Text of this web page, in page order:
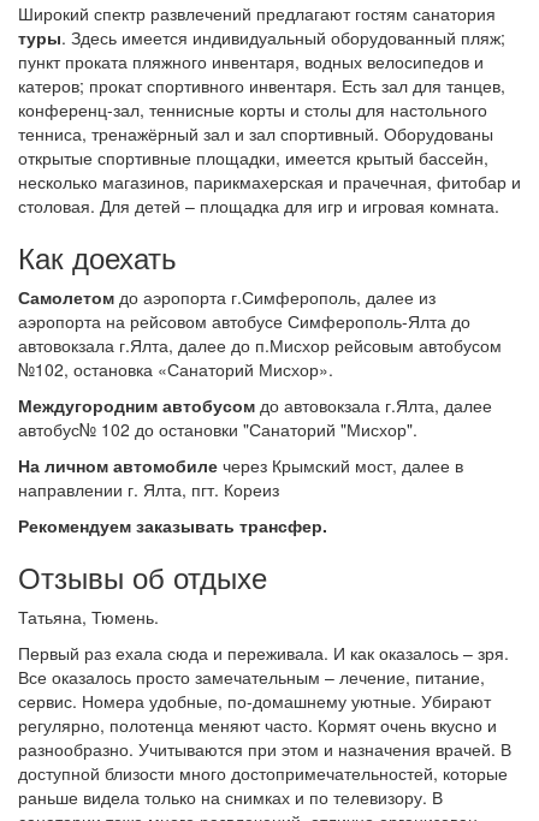
Широкий спектр развлечений предлагают гостям санатория
туры. Здесь имеется индивидуальный оборудованный пляж;
пункт проката пляжного инвентаря, водных велосипедов и
катеров; прокат спортивного инвентаря. Есть зал для танцев,
конференц-зал, теннисные корты и столы для настольного
тенниса, тренажёрный зал и зал спортивный. Оборудованы
открытые спортивные площадки, имеется крытый бассейн,
несколько магазинов, парикмахерская и прачечная, фитобар и
столовая. Для детей – площадка для игр и игровая комната.
Как доехать
Самолетом до аэропорта г.Симферополь, далее из
аэропорта на рейсовом автобусе Симферополь-Ялта до
автовокзала г.Ялта, далее до п.Мисхор рейсовым автобусом
№102, остановка «Санаторий Мисхор».
Междугородним автобусом до автовокзала г.Ялта, далее
автобус№ 102 до остановки "Санаторий "Мисхор".
На личном автомобиле через Крымский мост, далее в
направлении г. Ялта, пгт. Кореиз
Рекомендуем заказывать трансфер.
Отзывы об отдыхе
Татьяна, Тюмень.
Первый раз ехала сюда и переживала. И как оказалось – зря.
Все оказалось просто замечательным – лечение, питание,
сервис. Номера удобные, по-домашнему уютные. Убирают
регулярно, полотенца меняют часто. Кормят очень вкусно и
разнообразно. Учитываются при этом и назначения врачей. В
доступной близости много достопримечательностей, которые
раньше видела только на снимках и по телевизору. В